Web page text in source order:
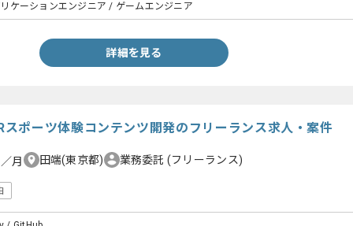
ケーションエンジニア / ゲームエンジニア
詳細を見る
スポーツ体験コンテンツ開発のフリーランス求人・案件
／月 田端(東京都) 業務委託 (フリーランス)